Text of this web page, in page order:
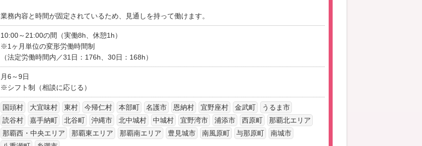
業務内容と時間が固定されているため、見通しを持って働けます。
10:00～21:00の間（実働8h、休憩1h）
※1ヶ月単位の変形労働時間制
（法定労働時間内／31日：176h、30日：168h）
月6～9日
※シフト制（相談に応じる）
国頭村 大宜味村 東村 今帰仁村 本部町 名護市 恩納村 宜野座村 金武町
うるま市
読谷村
嘉手納町 北谷町 沖縄市 北中城村 中城村 宜野湾市 浦添市 西原町
那覇北エリア
那覇西・中央エリア
那覇東エリア 那覇南エリア 豊見城市 南風原町 与那原町
南城市